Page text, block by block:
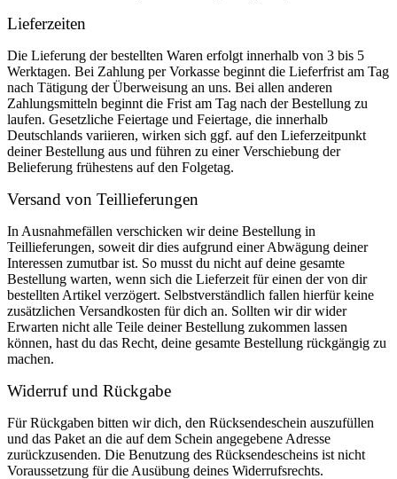
Lieferzeiten
Die Lieferung der bestellten Waren erfolgt innerhalb von 3 bis 5
Werktagen. Bei Zahlung per Vorkasse beginnt die Lieferfrist am Tag
nach Tätigung der Überweisung an uns. Bei allen anderen
Zahlungsmitteln beginnt die Frist am Tag nach der Bestellung zu
laufen. Gesetzliche Feiertage und Feiertage, die innerhalb
Deutschlands variieren, wirken sich ggf. auf den Lieferzeitpunkt
deiner Bestellung aus und führen zu einer Verschiebung der
Belieferung frühestens auf den Folgetag.
Versand von Teillieferungen
In Ausnahmefällen verschicken wir deine Bestellung in
Teillieferungen, soweit dir dies aufgrund einer Abwägung deiner
Interessen zumutbar ist. So musst du nicht auf deine gesamte
Bestellung warten, wenn sich die Lieferzeit für einen der von dir
bestellten Artikel verzögert. Selbstverständlich fallen hierfür keine
zusätzlichen Versandkosten für dich an. Sollten wir dir wider
Erwarten nicht alle Teile deiner Bestellung zukommen lassen
können, hast du das Recht, deine gesamte Bestellung rückgängig zu
machen.
Widerruf und Rückgabe
Für Rückgaben bitten wir dich, den Rücksendeschein auszufüllen
und das Paket an die auf dem Schein angegebene Adresse
zurückzusenden. Die Benutzung des Rücksendescheins ist nicht
Voraussetzung für die Ausübung deines Widerrufsrechts.